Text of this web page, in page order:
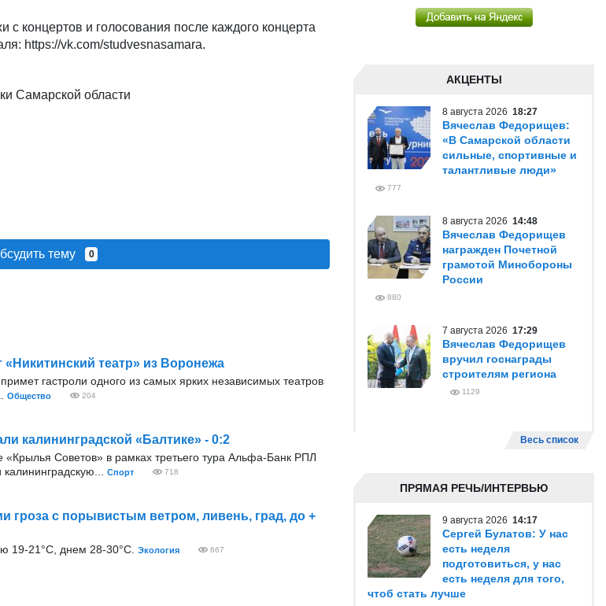
с концертов и голосования после каждого концерта
https://vk.com/studvesnasamara.
Самарской области
тему 0
театр» из Воронежа
гастроли одного из самых ярких независимых театров
Общество 204
калининградской «Балтике» - 0:2
Советов» в рамках третьего тура Альфа-Банк РПЛ
Спорт 718
гроза с порывистым ветром, ливень, град, до +
19-21°С, днем 28-30°С. Экология 667
АКЦЕНТЫ
8 августа 2026 18:27
Вячеслав Федорищев:
«В Самарской области
сильные, спортивные и
талантливые люди»
777
8 августа 2026 14:48
Вячеслав Федорищев
награжден Почетной
грамотой Минобороны
России
880
7 августа 2026 17:29
Вячеслав Федорищев
вручил госнаграды
строителям региона
1129
Весь список
ПРЯМАЯ РЕЧЬ/ИНТЕРВЬЮ
9 августа 2026 14:17
Сергей Булатов: У нас
есть неделя
подготовиться, у нас
есть неделя для того,
чтоб стать лучше